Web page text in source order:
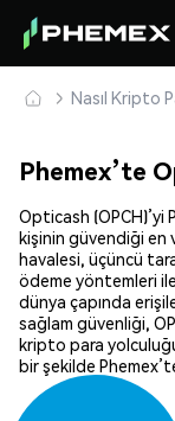
Nasıl Kripto
Phemex’te
Opticash (OPCH)’yi
kişinin güvendiği en
havalesi, üçüncü
ödeme yöntemleri ile
dünya çapında
sağlam güvenliği,
kripto para
bir şekilde